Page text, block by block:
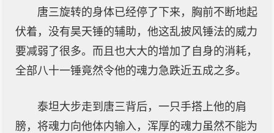
唐三旋转的身体已经停了下来，胸前不断地起
伏着，没有昊天锤的辅助，他这乱披风锤法的威力
要减弱了很多。而且也大大的增加了自身的消耗，
全部八十一锤竟然令他的魂力急跌近五成之多。
泰坦大步走到唐三背后，一只手搭上他的肩
膀，将魂力向他体内输入，浑厚的魂力虽然不能为